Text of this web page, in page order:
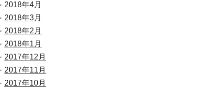
2018年4月
2018年3月
2018年2月
2018年1月
2017年12月
2017年11月
2017年10月